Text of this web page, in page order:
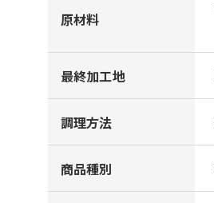
原材料
最終加工地
調理方法
商品種別